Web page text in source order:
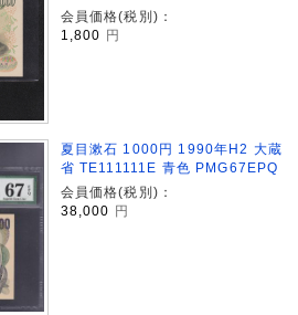
会員価格(税別)：
1,800 円
夏目漱石 1000円 1990年H2 大蔵
省 TE111111E 青色 PMG67EPQ
会員価格(税別)：
38,000
円